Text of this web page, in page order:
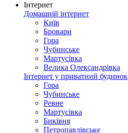
Інтернет
Домашній інтернет
Київ
Бровари
Гора
Чубинське
Мартусівка
Велика Олександрівка
Інтернет у приватний будинок
Гора
Чубинське
Ревне
Мартусівка
Биківня
Петропавлівське